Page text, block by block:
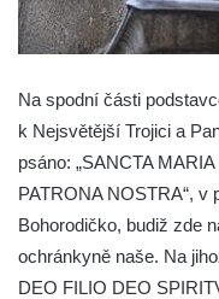
Sloup Panny Marie
Sloup Panny Marie
Sloup Nejsvětější
Sloup Nejsvětější
Na spodní části
k Nejsvětější Trojici a
psáno: „SANCTA
PATRONA NOSTRA“, v
Bohorodičko, budiž zde
ochránkyně naše. Na
DEO FILIO DEO